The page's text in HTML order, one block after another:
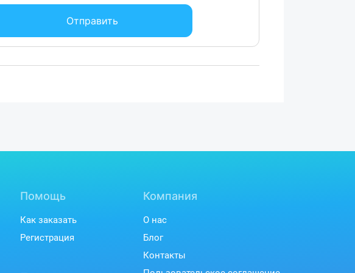
Отправить
Помощь
Как заказать
Регистрация
Компания
О нас
Блог
Контакты